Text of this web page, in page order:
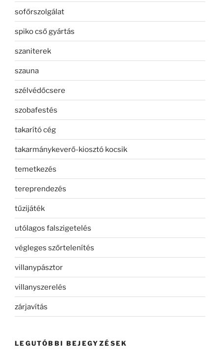
sofőrszolgálat
spiko cső gyártás
szaniterek
szauna
szélvédőcsere
szobafestés
takarító cég
takarmánykeverő-kiosztó kocsik
temetkezés
tereprendezés
tűzijáték
utólagos falszigetelés
végleges szőrtelenítés
villanypásztor
villanyszerelés
zárjavítás
LEGUTÓBBI BEJEGYZÉSEK